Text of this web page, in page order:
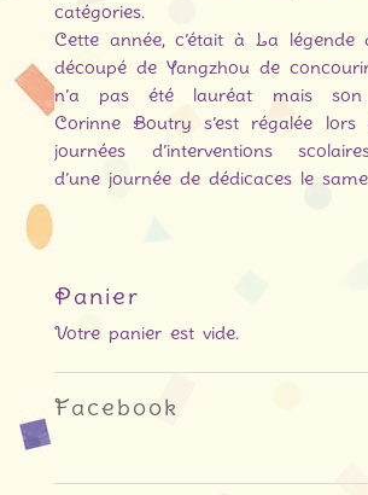
catégories.
Cette année, c’était à La légende
découpé de Yangzhou de
n’a pas été lauréat mais son
Corinne Boutry s’est régalée lors
journées d’interventions
d’une journée de dédicaces le
Panier
Votre panier est vide.
Facebook